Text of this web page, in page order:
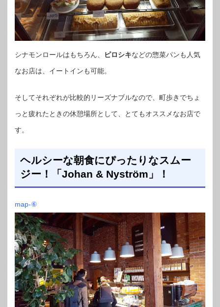
シナモンロールはもちろん、 ピロシキなどの惣菜パンも人気
なお店は、イートインも可能。
そしてそれぞれが比較的リーズナブルなので、町歩きでちょ
っと疲れたときの休憩場所として、とてもオススメなお店で
す。
ヘルシーな朝食にぴったりなスムー
ジー！「Johan & Nyström」！
map-⑥